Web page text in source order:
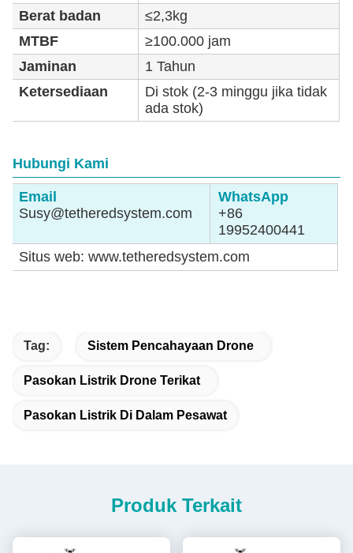
Berat badan
≤2,3kg
MTBF
≥100.000 jam
Jaminan
1 Tahun
Ketersediaan
Di stok (2-3 minggu jika tidak
ada stok)
Hubungi Kami
Email
Susy@tetheredsystem.com
WhatsApp
+86
19952400441
Situs web: www.tetheredsystem.com
Tag: Sistem Pencahayaan Drone
Pasokan Listrik Drone Terikat
Pasokan Listrik Di Dalam Pesawat
Produk Terkait